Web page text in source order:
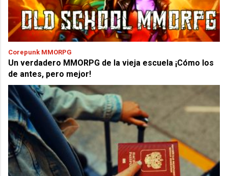
Corepunk MMORPG
Un verdadero MMORPG de la vieja escuela ¡Cómo los
de antes, pero mejor!